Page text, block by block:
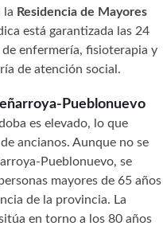
la Residencia de Mayores
está garantizada las 24
enfermería, fisioterapia y
de atención social.
Pueblonuevo
es elevado, lo que
ancianos. Aunque no se
Pueblonuevo, se
mayores de 65 años
de la provincia. La
en torno a los 80 años